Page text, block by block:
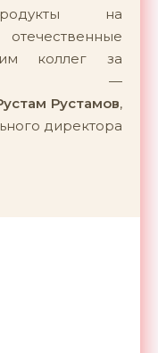
на
коллег за
—
Рустамов,
директора